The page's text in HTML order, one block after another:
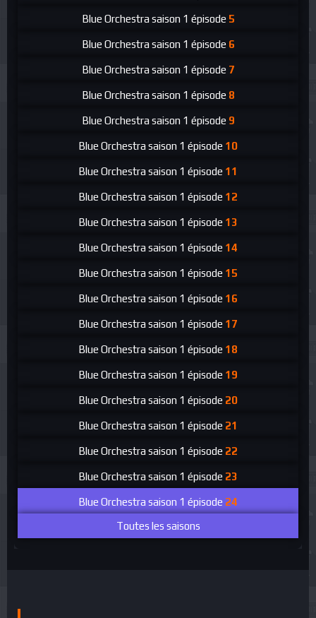
Blue Orchestra saison 1 épisode 5
Blue Orchestra saison 1 épisode 6
Blue Orchestra saison 1 épisode 7
Blue Orchestra saison 1 épisode 8
Blue Orchestra saison 1 épisode 9
Blue Orchestra saison 1 épisode 10
Blue Orchestra saison 1 épisode 11
Blue Orchestra saison 1 épisode 12
Blue Orchestra saison 1 épisode 13
Blue Orchestra saison 1 épisode 14
Blue Orchestra saison 1 épisode 15
Blue Orchestra saison 1 épisode 16
Blue Orchestra saison 1 épisode 17
Blue Orchestra saison 1 épisode 18
Blue Orchestra saison 1 épisode 19
Blue Orchestra saison 1 épisode 20
Blue Orchestra saison 1 épisode 21
Blue Orchestra saison 1 épisode 22
Blue Orchestra saison 1 épisode 23
Blue Orchestra saison 1 épisode 24
Toutes les saisons